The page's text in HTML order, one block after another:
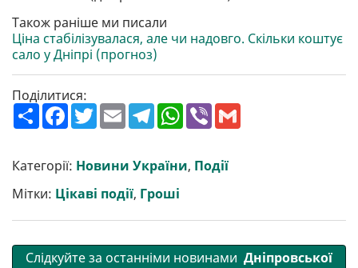
Також раніше ми писали
Ціна стабілізувалася, але чи надовго. Скільки коштує
сало у Дніпрі (прогноз)
Поділитися:
П
о
р
и
т
и
F
a
b
o
o
k
T
w
t
e
r
E
m
l
T
e
g
r
a
m
W
h
s
A
V
r
Категорії: Новини України, Події
Мітки: Цікаві події, Гроші
Слідкуйте за останніми новинами Дніпровської